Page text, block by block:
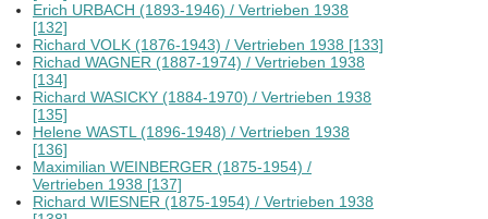
Erich URBACH (1893-1946) / Vertrieben 1938
[132]
Richard VOLK (1876-1943) / Vertrieben 1938 [133]
Richad WAGNER (1887-1974) / Vertrieben 1938
[134]
Richard WASICKY (1884-1970) / Vertrieben 1938
[135]
Helene WASTL (1896-1948) / Vertrieben 1938
[136]
Maximilian WEINBERGER (1875-1954) /
Vertrieben 1938 [137]
Richard WIESNER (1875-1954) / Vertrieben 1938